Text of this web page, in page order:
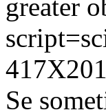
greater
Se